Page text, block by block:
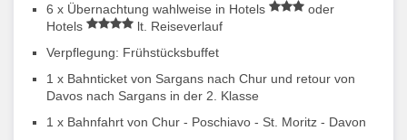
6 x Übernachtung wahlweise in Hotels
oder
Hotels
lt. Reiseverlauf
Verpflegung: Frühstücksbuffet
1 x Bahnticket von Sargans nach Chur und retour von
Davos nach Sargans in der 2. Klasse
1 x Bahnfahrt von Chur - Poschiavo - St. Moritz - Davon